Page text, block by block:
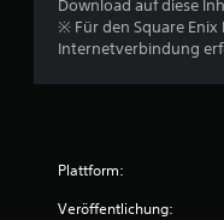
Download auf diese
※ Für den Square
Internetverbindung
Plattform:
Veröffentlichung: